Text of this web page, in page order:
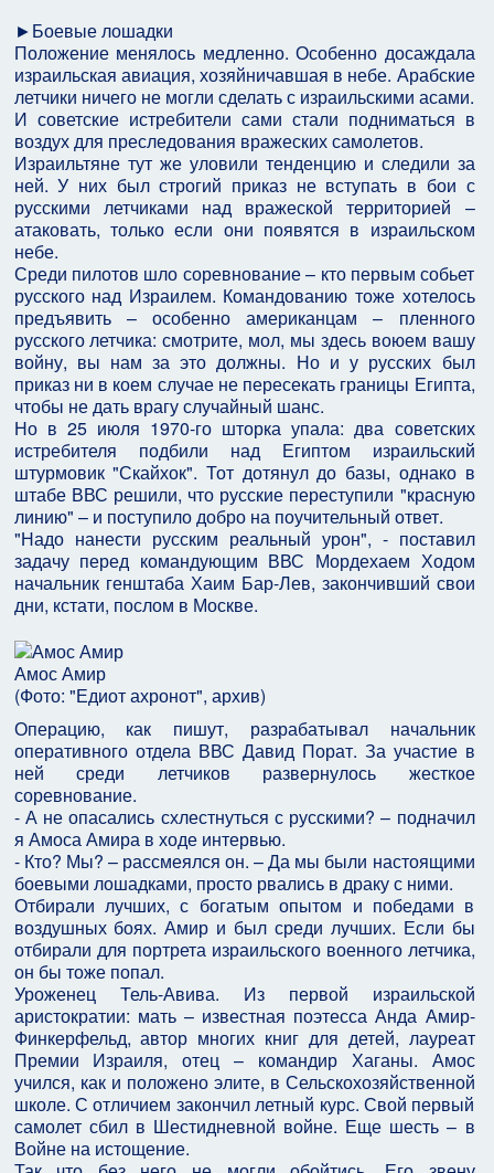
►Боевые лошадки
Положение менялось медленно. Особенно досаждала
израильская авиация, хозяйничавшая в небе. Арабские
летчики ничего не могли сделать с израильскими асами.
И советские истребители сами стали подниматься в
воздух для преследования вражеских самолетов.
Израильтяне тут же уловили тенденцию и следили за
ней. У них был строгий приказ не вступать в бои с
русскими летчиками над вражеской территорией –
атаковать, только если они появятся в израильском
небе.
Среди пилотов шло соревнование – кто первым собьет
русского над Израилем. Командованию тоже хотелось
предъявить – особенно американцам – пленного
русского летчика: смотрите, мол, мы здесь воюем вашу
войну, вы нам за это должны. Но и у русских был
приказ ни в коем случае не пересекать границы Египта,
чтобы не дать врагу случайный шанс.
Но в 25 июля 1970-го шторка упала: два советских
истребителя подбили над Египтом израильский
штурмовик "Скайхок". Тот дотянул до базы, однако в
штабе ВВС решили, что русские переступили "красную
линию" – и поступило добро на поучительный ответ.
"Надо нанести русским реальный урон", - поставил
задачу перед командующим ВВС Мордехаем Ходом
начальник генштаба Хаим Бар-Лев, закончивший свои
дни, кстати, послом в Москве.
Амос Амир
(Фото: "Едиот ахронот", архив)
Операцию, как пишут, разрабатывал начальник
оперативного отдела ВВС Давид Порат. За участие в
ней среди летчиков развернулось жесткое
соревнование.
- А не опасались схлестнуться с русскими? – подначил
я Амоса Амира в ходе интервью.
- Кто? Мы? – рассмеялся он. – Да мы были настоящими
боевыми лошадками, просто рвались в драку с ними.
Отбирали лучших, с богатым опытом и победами в
воздушных боях. Амир и был среди лучших. Если бы
отбирали для портрета израильского военного летчика,
он бы тоже попал.
Уроженец Тель-Авива. Из первой израильской
аристократии: мать – известная поэтесса Анда Амир-
Финкерфельд, автор многих книг для детей, лауреат
Премии Израиля, отец – командир Хаганы. Амос
учился, как и положено элите, в Сельскохозяйственной
школе. С отличием закончил летный курс. Свой первый
самолет сбил в Шестидневной войне. Еще шесть – в
Войне на истощение.